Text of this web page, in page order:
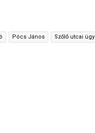
Pócs János Szőlő utcai ügy